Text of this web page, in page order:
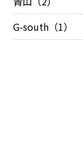
G-south（1）